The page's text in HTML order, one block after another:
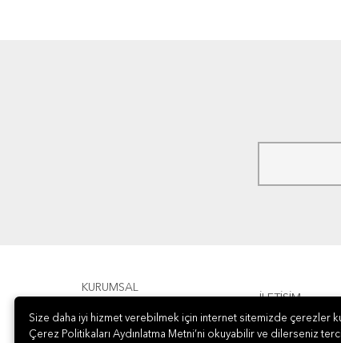
KURUMSAL
ÖDEME
İLETİŞİM
Size daha iyi hizmet verebilmek için internet sitemizde çerezler
Çerez Politikaları Aydınlatma Metni’ni okuyabilir ve dilerseniz